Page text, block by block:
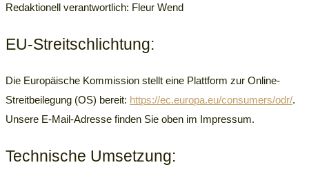
Redaktionell verantwortlich: Fleur Wend
EU-Streitschlichtung:
Die Europäische Kommission stellt eine Plattform zur Online-
Streitbeilegung (OS) bereit: https://ec.europa.eu/consumers/odr/.
Unsere E-Mail-Adresse finden Sie oben im Impressum.
Technische Umsetzung: